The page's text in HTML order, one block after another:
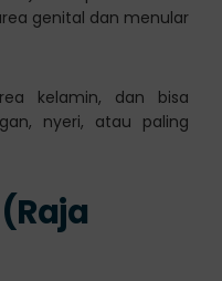
genital dan menular
kelamin, dan bisa
nyeri, atau paling